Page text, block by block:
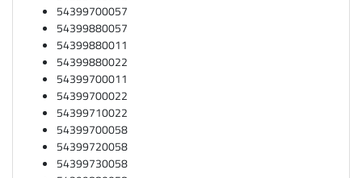
54399700057
54399880057
54399880011
54399880022
54399700011
54399700022
54399710022
54399700058
54399720058
54399730058